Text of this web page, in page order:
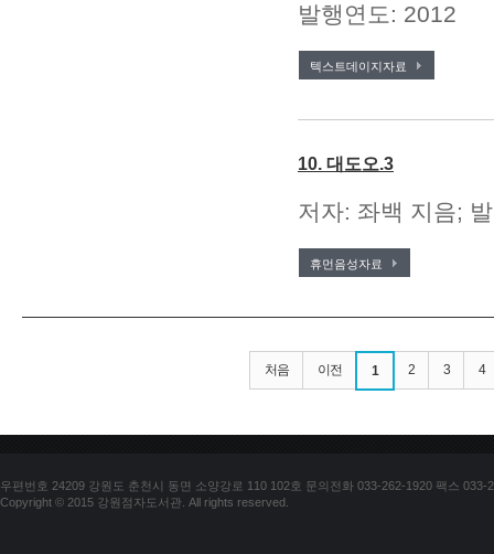
발행연도: 2012
텍스트데이지자료
10. 대도오.3
저자: 좌백 지음;
휴먼음성자료
처음 이전 1 2 3 4
우편번호 24209 강원도 춘천시 동면 소양강로 110 102호 문의전화 033-262-1920 팩스 033-
Copyright © 2015 강원점자도서관. All rights reserved.